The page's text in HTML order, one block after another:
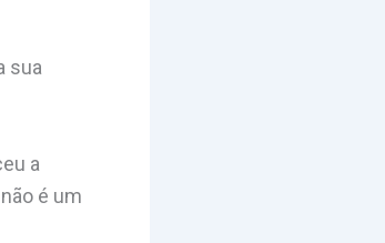
sua
a
é um